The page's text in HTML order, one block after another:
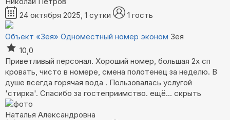
24 октября 2025, 1 сутки
1 гость
Объект «Зея» Одноместный номер эконом Зея
10,0
Приветливый персонал. Хороший номер, большая 2х сп
кровать, чисто в номере, смена полотенец за неделю. В
душе всегда горячая вода . Пользовалась услугой
'стирка'. Спасибо за гостеприимство. ещё... скрыть
Наталья Александровна